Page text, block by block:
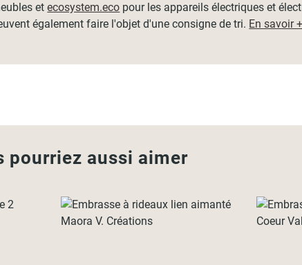
etecosystem.eco pour les appareils électriques et
également faire l'objet d'une consigne de tri. En savoir +
pourriez aussi aimer